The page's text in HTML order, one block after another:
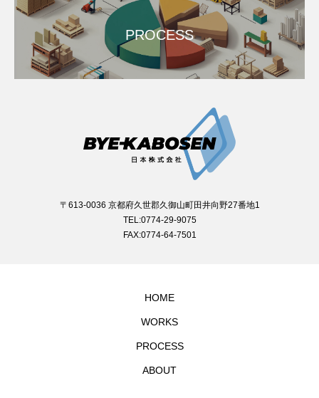
PROCESS
〒613-0036 京都府久世郡久御山町田井向野27番地1
TEL:0774-29-9075
FAX:0774-64-7501
HOME
WORKS
PROCESS
ABOUT